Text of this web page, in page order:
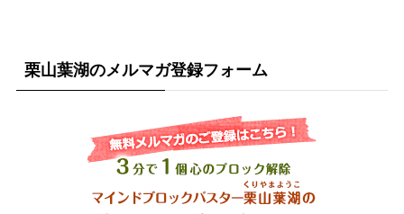
栗山葉湖のメルマガ登録フォーム